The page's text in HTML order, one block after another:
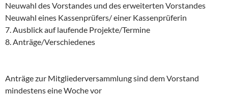
Neuwahl des Vorstandes und des erweiterten Vorstandes
Neuwahl eines Kassenprüfers/ einer Kassenprüferin
7. Ausblick auf laufende Projekte/Termine
8. Anträge/Verschiedenes
Anträge zur Mitgliederversammlung sind dem Vorstand
mindestens eine Woche vor